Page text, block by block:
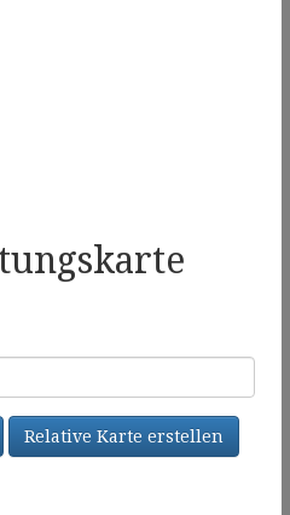
Relative Karte erstellen